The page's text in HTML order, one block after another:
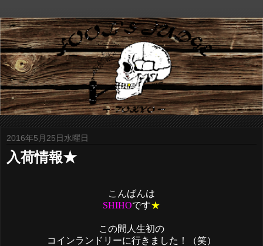
2016年5月25日水曜日
入荷情報★
こんばんは
SHIHOです★
この間人生初の
コインランドリーに行きました！（笑）